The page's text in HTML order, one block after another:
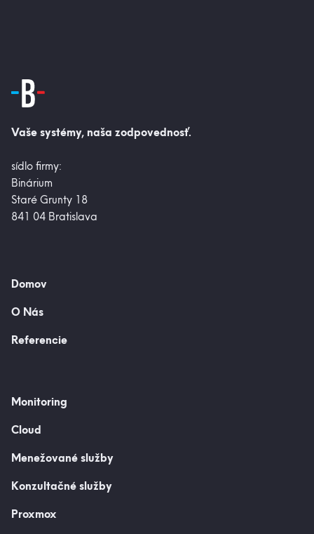
Vaše systémy, naša zodpovednosť.
sídlo firmy:
Binárium
Staré Grunty 18
841 04 Bratislava
Domov
O Nás
Referencie
Monitoring
Cloud
Menežované služby
Konzultačné služby
Proxmox